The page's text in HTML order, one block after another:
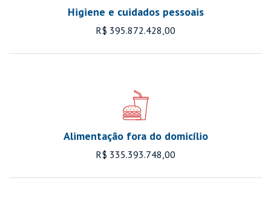
Higiene e cuidados pessoais
R$ 395.872.428,00
Alimentação fora do domicílio
R$ 335.393.748,00